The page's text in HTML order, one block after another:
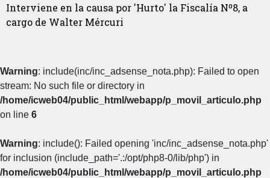
Interviene en la causa por 'Hurto' la Fiscalía Nº8, a
cargo de Walter Mércuri
Warning: include(inc/inc_adsense_nota.php): Failed to open
stream: No such file or directory in
/home/icweb04/public_html/webapp/p_movil_articulo.php
on line 6
Warning: include(): Failed opening 'inc/inc_adsense_nota.php'
for inclusion (include_path='.:/opt/php8-0/lib/php') in
/home/icweb04/public_html/webapp/p_movil_articulo.php